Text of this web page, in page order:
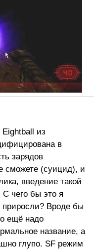
Eightball из
в
зарядов
сможете (суицид), и
введение такой
чего бы это я
приросли? Вроде бы
ещё надо
название, а
глупо. SF режим